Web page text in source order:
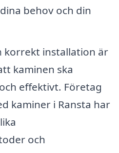
behov och din
korrekt installation är
kaminen ska
effektivt. Företag
kaminer i Ransta har
och